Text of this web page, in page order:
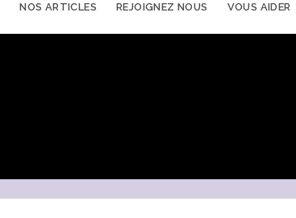
NOS ARTICLES REJOIGNEZ NOUS VOUS AIDER